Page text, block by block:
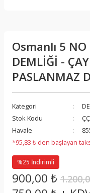
Osmanlı 5 NO
DEMLİĞİ -
PASLANMAZ
Kategori
Stok Kodu
Havale
*95,83 ₺ den başlayan
%25 İndirimli
900,00 ₺